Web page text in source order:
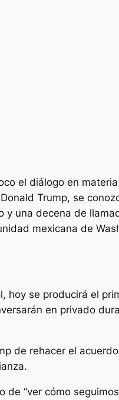
el diálogo en
Trump, se
una decena de
mexicana de
hoy se producirá el
en privado
de rehacer el
de “ver cómo